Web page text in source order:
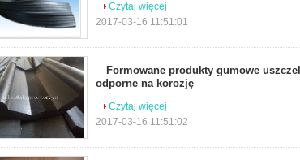
Czytaj więcej
2017-03-16 11:51:01
Formowane produkty gumowe
odporne na korozję
Czytaj więcej
2017-03-16 11:51:02